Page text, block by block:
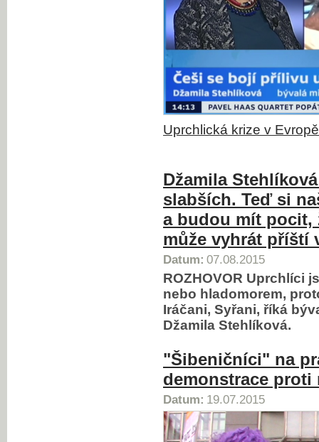
Uprchlická krize v Evropě
Džamila
slabších. Teď si
a budou mít pocit,
může vyhrát příští
Datum: 07.08.2015
ROZHOVOR Uprchlíci
nebo hladomorem,
Iráčani, Syřani, říká
Džamila Stehlíková.
"Šibeničníci" na
demonstrace
Datum: 19.07.2015